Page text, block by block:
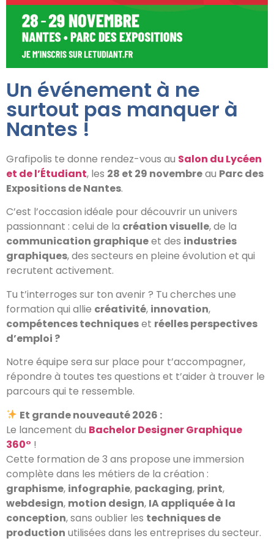
Un événement à ne
surtout pas manquer à
Nantes !
Grafipolis te donne rendez-vous au Salon du Lycéen
et de l’Étudiant, les 28 et 29 novembreau Parc des
Expositions de Nantes.
C’est l’occasion idéale pour découvrir un univers
passionnant : celui de la création visuelle, de la
communication graphiqueet des industries
graphiques, des secteurs en pleine évolution et qui
recrutent activement.
Tu t’interroges sur ton avenir ? Tu cherches une
formation qui allie créativité, innovation,
compétences techniqueset réelles perspectives
d’emploi ?
Notre équipe sera sur place pour t’accompagner,
répondre à toutes tes questions et t’aider à trouver le
parcours qui te ressemble.
Et grande nouveauté 2026 :
Le lancement du Bachelor Designer Graphique
360° !
Cette formation de 3 ans propose une immersion
complète dans les métiers de la création :
graphisme, infographie, packaging, print,
webdesign, motion design, IA appliquée à la
conception, sans oublier les techniques de
production utilisées dans les entreprises du secteur.